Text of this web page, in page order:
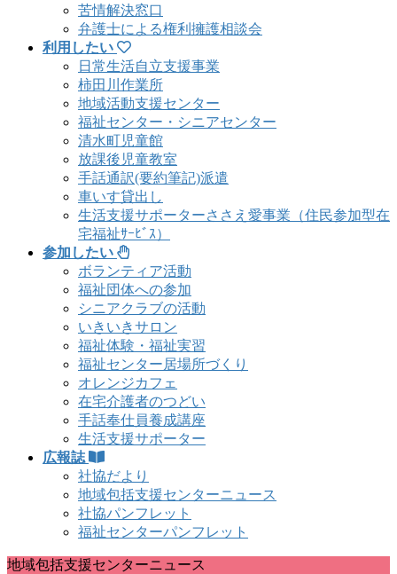
苦情解決窓口
弁護士による権利擁護相談会
利用したい
日常生活自立支援事業
柿田川作業所
地域活動支援センター
福祉センター・シニアセンター
清水町児童館
放課後児童教室
手話通訳(要約筆記)派遣
車いす貸出し
生活支援サポーターささえ愛事業（住民参加型在
宅福祉ｻｰﾋﾞｽ）
参加したい
ボランティア活動
福祉団体への参加
シニアクラブの活動
いきいきサロン
福祉体験・福祉実習
福祉センター居場所づくり
オレンジカフェ
在宅介護者のつどい
手話奉仕員養成講座
生活支援サポーター
広報誌
社協だより
地域包括支援センターニュース
社協パンフレット
福祉センターパンフレット
地域包括支援センターニュース